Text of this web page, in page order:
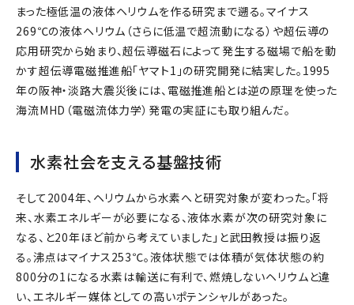
まった極低温の液体ヘリウムを作る研究まで遡る。マイナス
269℃の液体ヘリウム（さらに低温で超流動になる）や超伝導の
応用研究から始まり、超伝導磁石によって発生する磁場で船を動
かす超伝導電磁推進船「ヤマト1」の研究開発に結実した。1995
年の阪神・淡路大震災後には、電磁推進船とは逆の原理を使った
海流MHD（電磁流体力学）発電の実証にも取り組んだ。
水素社会を支える基盤技術
そして2004年、ヘリウムから水素へと研究対象が変わった。「将
来、水素エネルギーが必要になる、液体水素が次の研究対象に
なる、と20年ほど前から考えていました」と武田教授は振り返
る。沸点はマイナス253℃。液体状態では体積が気体状態の約
800分の1になる水素は輸送に有利で、燃焼しないヘリウムと違
い、エネルギー媒体としての高いポテンシャルがあった。